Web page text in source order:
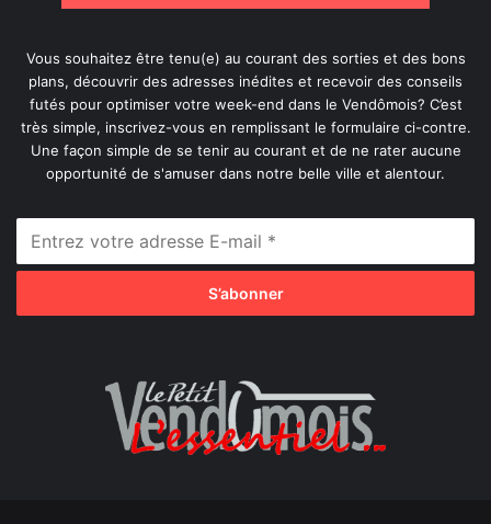
Vous souhaitez être tenu(e) au courant des sorties et des bons
plans, découvrir des adresses inédites et recevoir des conseils
futés pour optimiser votre week-end dans le Vendômois? C’est
très simple, inscrivez-vous en remplissant le formulaire ci-contre.
Une façon simple de se tenir au courant et de ne rater aucune
opportunité de s'amuser dans notre belle ville et alentour.